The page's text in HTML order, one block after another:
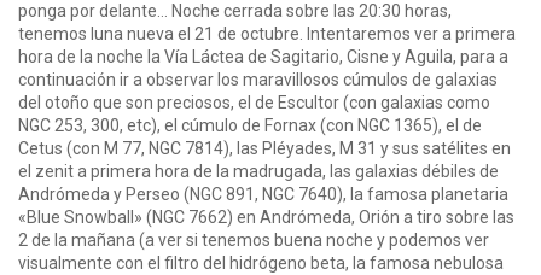
ponga por delante… Noche cerrada sobre las 20:30 horas,
tenemos luna nueva el 21 de octubre. Intentaremos ver a primera
hora de la noche la Vía Láctea de Sagitario, Cisne y Aguila, para a
continuación ir a observar los maravillosos cúmulos de galaxias
del otoño que son preciosos, el de Escultor (con galaxias como
NGC 253, 300, etc), el cúmulo de Fornax (con NGC 1365), el de
Cetus (con M 77, NGC 7814), las Pléyades, M 31 y sus satélites en
el zenit a primera hora de la madrugada, las galaxias débiles de
Andrómeda y Perseo (NGC 891, NGC 7640), la famosa planetaria
«Blue Snowball» (NGC 7662) en Andrómeda, Orión a tiro sobre las
2 de la mañana (a ver si tenemos buena noche y podemos ver
visualmente con el filtro del hidrógeno beta, la famosa nebulosa